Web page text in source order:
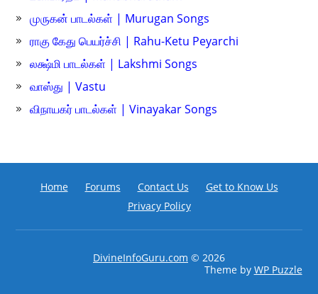
முருகன் பாடல்கள் | Murugan Songs
ராகு கேது பெயர்ச்சி | Rahu-Ketu Peyarchi
லக்ஷ்மி பாடல்கள் | Lakshmi Songs
வாஸ்து | Vastu
விநாயகர் பாடல்கள் | Vinayakar Songs
Home Forums Contact Us
Get to Know Us
Privacy Policy
DivineInfoGuru.com © 2026
Theme by WP Puzzle